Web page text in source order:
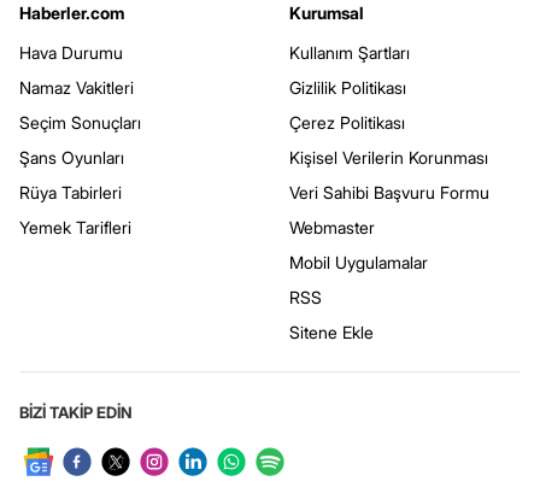
Haberler.com
Hava Durumu
Namaz Vakitleri
Seçim Sonuçları
Şans Oyunları
Rüya Tabirleri
Yemek Tarifleri
Kurumsal
Kullanım Şartları
Gizlilik Politikası
Çerez Politikası
Kişisel Verilerin Korunması
Veri Sahibi Başvuru Formu
Webmaster
Mobil Uygulamalar
RSS
Sitene Ekle
BİZİ TAKİP EDİN